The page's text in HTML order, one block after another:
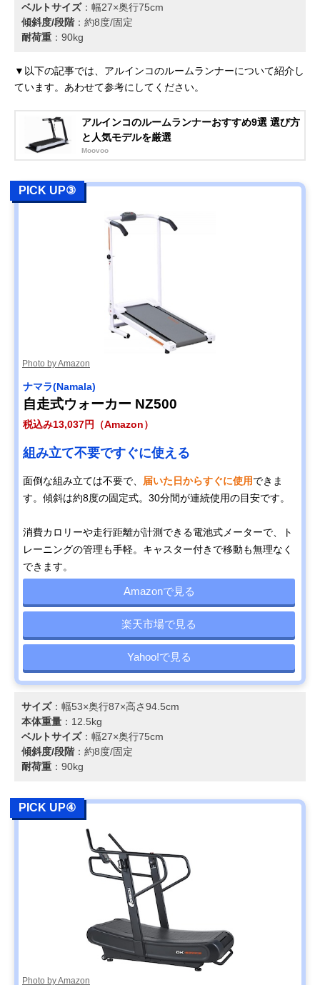
ベルトサイズ：幅27×奥行75cm
傾斜度/段階：約8度/固定
耐荷重 ：90kg
▼以下の記事では、アルインコのルームランナーについて紹介し
ています。あわせて参考にしてください。
アルインコのルームランナーおすすめ9選 選び方
と人気モデルを厳選
Moovoo
PICK UP③
Photo by Amazon
ナマラ(Namala)
自走式ウォーカー NZ500
税込み13,037円（Amazon）
組み立て不要ですぐに使える
面倒な組み立ては不要で、 届いた日からすぐに使用できま
す。傾斜は約8度の固定式。30分間が連続使用の目安です。
消費カロリーや走行距離が計測できる電池式メーターで、ト
レーニングの管理も手軽。キャスター付きで移動も無理なく
できます。
Amazonで見る
楽天市場で見る
Yahoo!で見る
サイズ：幅53×奥行87×高さ94.5cm
本体重量 ：12.5kg
ベルトサイズ：幅27×奥行75cm
傾斜度/段階：約8度/固定
耐荷重 ：90kg
PICK UP④
Photo by Amazon